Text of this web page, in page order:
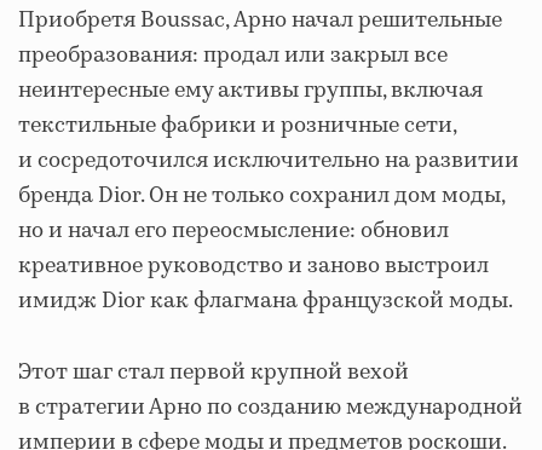
Приобретя Boussac, Арно начал решительные
преобразования: продал или закрыл все
неинтересные ему активы группы, включая
текстильные фабрики и розничные сети,
и сосредоточился исключительно на развитии
бренда Dior. Он не только сохранил дом моды,
но и начал его переосмысление: обновил
креативное руководство и заново выстроил
имидж Dior как флагмана французской моды.
Этот шаг стал первой крупной вехой
в стратегии Арно по созданию международной
империи в сфере моды и предметов роскоши.